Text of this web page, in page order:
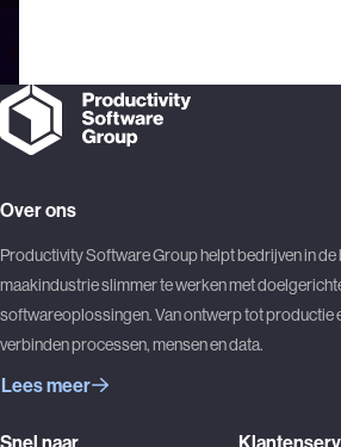
Terug naar de startpagina
Over ons
Productivity Software Group helpt bedrijven in de
maakindustrie slimmer te werken met
softwareoplossingen. Van ontwerp tot productie
verbinden processen, mensen en data.
Lees meer
Snel naar